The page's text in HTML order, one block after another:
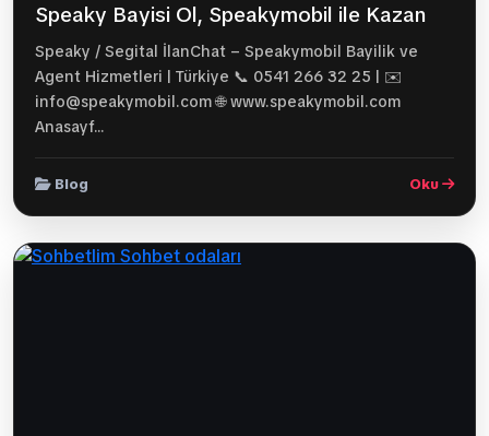
Speaky Bayisi Ol, Speakymobil ile Kazan
Speaky / Segital İlanChat – Speakymobil Bayilik ve
Agent Hizmetleri | Türkiye 📞 0541 266 32 25 | ✉️
info@speakymobil.com 🌐 www.speakymobil.com
Anasayf...
Blog Oku